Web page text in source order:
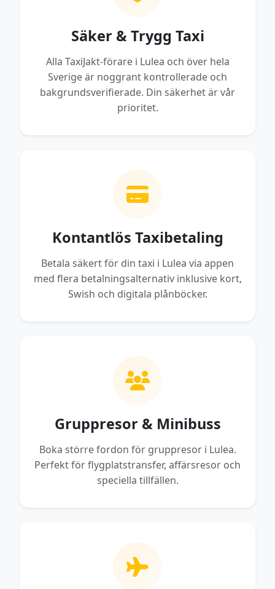
Säker & Trygg Taxi
Alla TaxiJakt-förare i Lulea och över hela
Sverige är noggrant kontrollerade och
bakgrundsverifierade. Din säkerhet är vår
prioritet.
Kontantlös Taxibetaling
Betala säkert för din taxi i Lulea via appen
med flera betalningsalternativ inklusive kort,
Swish och digitala plånböcker.
Gruppresor & Minibuss
Boka större fordon för gruppresor i Lulea.
Perfekt för flygplatstransfer, affärsresor och
speciella tillfällen.